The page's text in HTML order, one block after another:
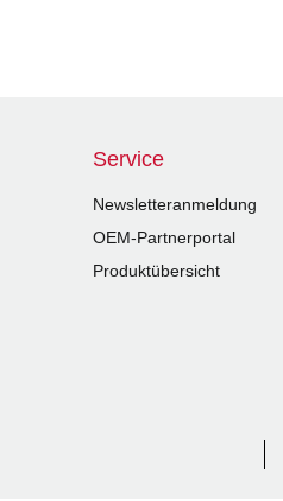
Service
Newsletteranmeldung
OEM-Partnerportal
Produktübersicht